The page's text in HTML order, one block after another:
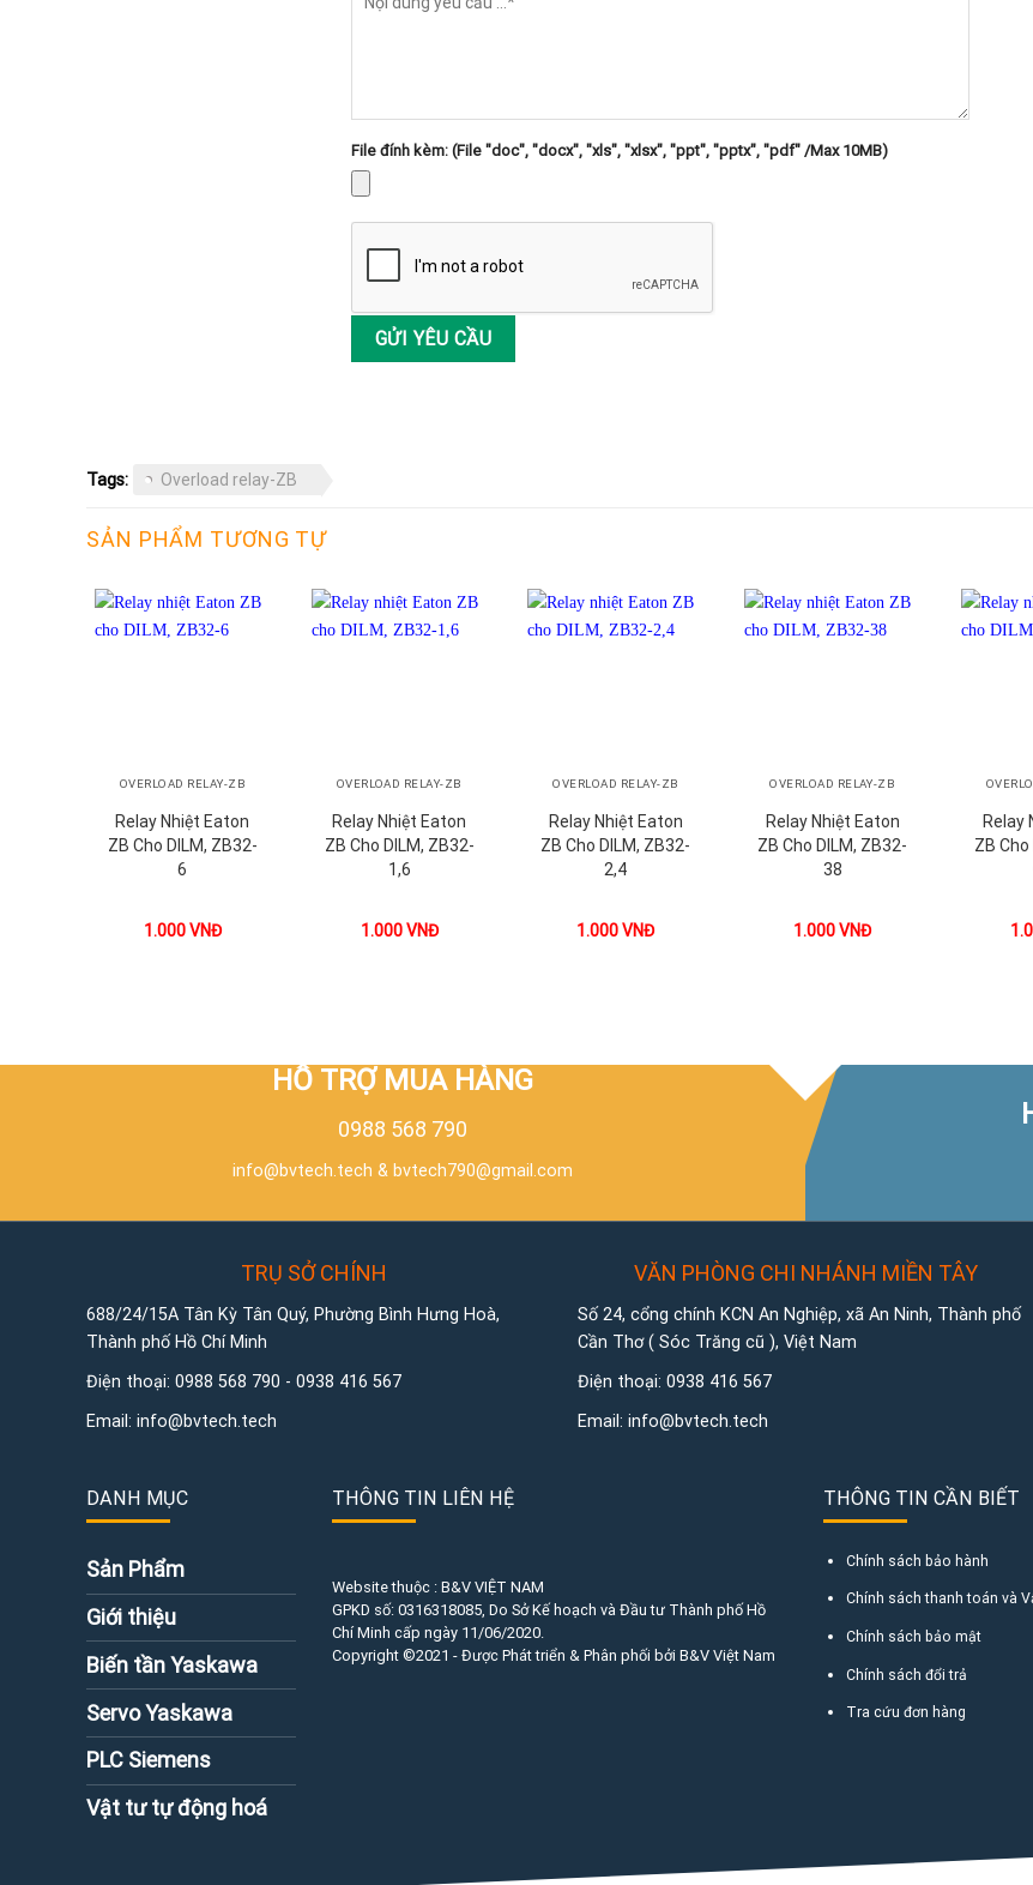
File đính kèm: (File "doc", "docx", "xls", "xlsx", "ppt", "pptx", "pdf" /Max 10MB)
Tags: Overload relay-ZB
SẢN PHẨM TƯƠNG TỰ
OVERLOAD RELAY-ZB
Relay Nhiệt Eaton
ZB Cho DILM, ZB32-
6
1.000VNĐ
OVERLOAD RELAY-ZB
Relay Nhiệt Eaton
ZB Cho DILM, ZB32-
1,6
1.000VNĐ
OVERLOAD RELAY-ZB
Relay Nhiệt Eaton
ZB Cho DILM, ZB32-
2,4
1.000VNĐ
OVERLOAD RELAY-ZB
Relay Nhiệt Eaton
ZB Cho DILM, ZB32-
38
1.000VNĐ
Relay
ZB Cho
HỖ TRỢ MUA HÀNG
0988 568 790
info@bvtech.tech & bvtech790@gmail.com
TRỤ SỞ CHÍNH
688/24/15A Tân Kỳ Tân Quý, Phường Bình Hưng Hoà,
Thành phố Hồ Chí Minh
Điện thoại: 0988 568 790 - 0938 416 567
Email: info@bvtech.tech
VĂN PHÒNG CHI NHÁNH MIỀN TÂY
Số 24, cổng chính KCN An Nghiệp, xã An Ninh, Thành phố
Cần Thơ ( Sóc Trăng cũ ), Việt Nam
Điện thoại: 0938 416 567
Email: info@bvtech.tech
DANH MỤC
Sản Phẩm
Giới thiệu
Biến tần Yaskawa
Servo Yaskawa
PLC Siemens
Vật tư tự động hoá
THÔNG TIN LIÊN HỆ
Website thuộc : B&V VIỆT NAM
GPKD số: 0316318085 , Do Sở Kế hoạch và Đầu tư Thành phố Hồ
Chí Minh cấp ngày 11/06/2020.
Copyright ©2021 - Được Phát triển & Phân phối bởi B&V Việt Nam
THÔNG TIN CẦN BIẾT
Chính sách bảo hành
Chính sách thanh toán và
Chính sách bảo mật
Chính sách đổi trả
Tra cứu đơn hàng